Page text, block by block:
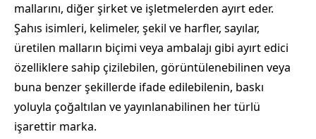
mallarını, diğer şirket ve işletmelerden ayırt eder.
Şahıs isimleri, kelimeler, şekil ve harfler, sayılar,
üretilen malların biçimi veya ambalajı gibi ayırt edici
özelliklere sahip çizilebilen, görüntülenebilinen veya
buna benzer şekillerde ifade edilebilenin, baskı
yoluyla çoğaltılan ve yayınlanabilinen her türlü
işarettir marka.